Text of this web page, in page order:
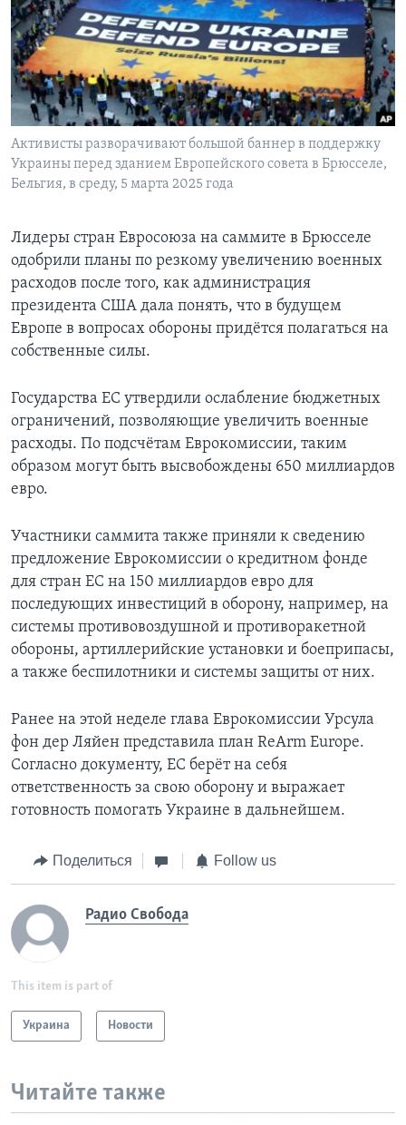
Learning English
СОЦИАЛЬНЫЕ СЕТИ
Языки
Активисты разворачивают большой баннер в поддержку
Украины перед зданием Европейского совета в Брюсселе,
Бельгия, в среду, 5 марта 2025 года
Лидеры стран Евросоюза на саммите в Брюсселе
одобрили планы по резкому увеличению военных
расходов после того, как администрация
президента США дала понять, что в будущем
Европе в вопросах обороны придётся полагаться на
собственные силы.
Государства ЕС утвердили ослабление бюджетных
ограничений, позволяющие увеличить военные
расходы. По подсчётам Еврокомиссии, таким
образом могут быть высвобождены 650 миллиардов
евро.
Участники саммита также приняли к сведению
предложение Еврокомиссии о кредитном фонде
для стран ЕС на 150 миллиардов евро для
последующих инвестиций в оборону, например, на
системы противовоздушной и противоракетной
обороны, артиллерийские установки и боеприпасы,
а также беспилотники и системы защиты от них.
Ранее на этой неделе глава Еврокомиссии Урсула
фон дер Ляйен представила план ReArm Europe.
Согласно документу, ЕС берёт на себя
ответственность за свою оборону и выражает
готовность помогать Украине в дальнейшем.
Поделиться Follow us
Радио Свобода
This item is part of
Украина Новости
Читайте также